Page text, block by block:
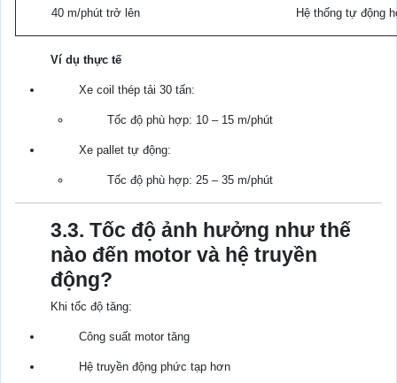
40 m/phút trở lên Hệ thống tự động
Ví dụ thực tế
Xe coil thép tải 30 tấn:
Tốc độ phù hợp: 10 – 15 m/phút
Xe pallet tự động:
Tốc độ phù hợp: 25 – 35 m/phút
3.3. Tốc độ ảnh hưởng như thế
nào đến motor và hệ truyền
động?
Khi tốc độ tăng:
Công suất motor tăng
Hệ truyền động phức tạp hơn